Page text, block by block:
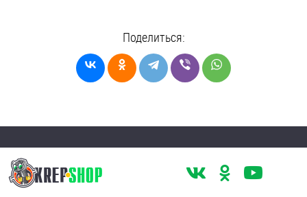
Поделиться: